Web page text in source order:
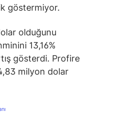
göstermiyor.
olduğunu
13,16%
gösterdi. Profire
milyon dolar